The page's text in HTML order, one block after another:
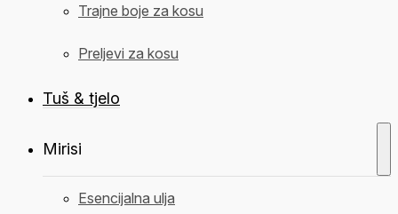
Trajne boje za kosu
Preljevi za kosu
Tuš & tjelo
Mirisi
Esencijalna ulja